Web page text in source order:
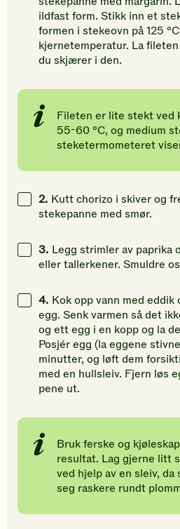
ildfast form. Stikk inn et
formen i stekeovn på 125
kjernetemperatur. La
du skjærer i den.
Fileten er lite stekt ved
55-60 °C, og medium
steketermometeret
2. Kutt chorizo i skiver og
stekepanne med smør.
3. Legg strimler av paprika
eller tallerkener. Smuldre
4. Kok opp vann med
egg. Senk varmen så det
og ett egg i en kopp og la
Posjér egg (la eggene
minutter, og løft dem
med en hullsleiv. Fjern løs
pene ut.
Bruk ferske og
resultat. Lag gjerne litt
ved hjelp av en sleiv,
seg raskere rundt